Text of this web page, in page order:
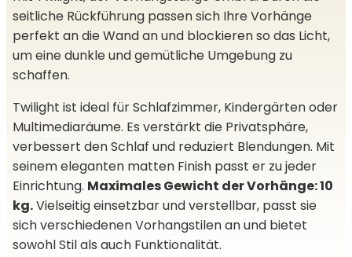
seitliche Rückführung passen sich Ihre Vorhänge
perfekt an die Wand an und blockieren so das Licht,
um eine dunkle und gemütliche Umgebung zu
schaffen.
Twilight ist ideal für Schlafzimmer, Kindergärten oder
Multimediaräume. Es verstärkt die Privatsphäre,
verbessert den Schlaf und reduziert Blendungen. Mit
seinem eleganten matten Finish passt er zu jeder
Einrichtung. Maximales Gewicht der Vorhänge: 10
kg.Vielseitig einsetzbar und verstellbar, passt sie
sich verschiedenen Vorhangstilen an und bietet
sowohl Stil als auch Funktionalität.